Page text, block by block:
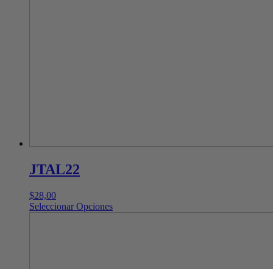
JTAL22
$28,00
Seleccionar OpcionesEste